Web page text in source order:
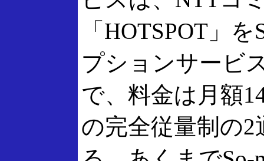
「HOTSPOT」
プションサービ
で、料金は月額
の完全従量制の